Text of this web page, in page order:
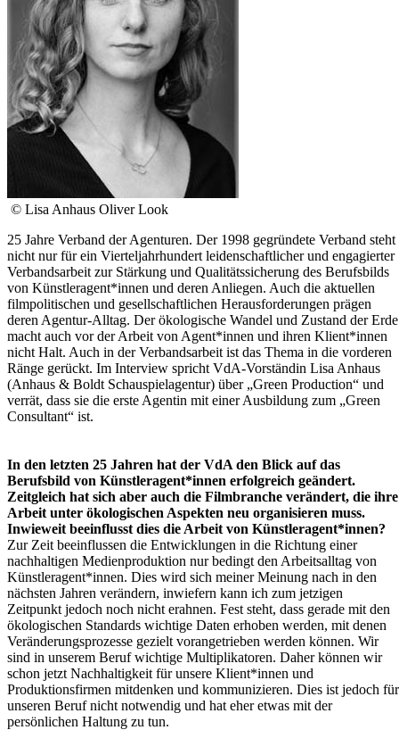
© Lisa Anhaus Oliver Look
25 Jahre Verband der Agenturen. Der 1998 gegründete Verband steht
nicht nur für ein Vierteljahrhundert leidenschaftlicher und engagierter
Verbandsarbeit zur Stärkung und Qualitätssicherung des Berufsbilds
von Künstleragent*innen und deren Anliegen. Auch die aktuellen
filmpolitischen und gesellschaftlichen Herausforderungen prägen
deren Agentur-Alltag. Der ökologische Wandel und Zustand der Erde
macht auch vor der Arbeit von Agent*innen und ihren Klient*innen
nicht Halt. Auch in der Verbandsarbeit ist das Thema in die vorderen
Ränge gerückt. Im Interview spricht VdA-Vorständin Lisa Anhaus
(Anhaus & Boldt Schauspielagentur) über „Green Production“ und
verrät, dass sie die erste Agentin mit einer Ausbildung zum „Green
Consultant“ ist.
In den letzten 25 Jahren hat der VdA den Blick auf das
Berufsbild von Künstleragent*innen erfolgreich geändert.
Zeitgleich hat sich aber auch die Filmbranche verändert, die ihre
Arbeit unter ökologischen Aspekten neu organisieren muss.
Inwieweit beeinflusst dies die Arbeit von Künstleragent*innen?
Zur Zeit beeinflussen die Entwicklungen in die Richtung einer
nachhaltigen Medienproduktion nur bedingt den Arbeitsalltag von
Künstleragent*innen. Dies wird sich meiner Meinung nach in den
nächsten Jahren verändern, inwiefern kann ich zum jetzigen
Zeitpunkt jedoch noch nicht erahnen. Fest steht, dass gerade mit den
ökologischen Standards wichtige Daten erhoben werden, mit denen
Veränderungsprozesse gezielt vorangetrieben werden können. Wir
sind in unserem Beruf wichtige Multiplikatoren. Daher können wir
schon jetzt Nachhaltigkeit für unsere Klient*innen und
Produktionsfirmen mitdenken und kommunizieren. Dies ist jedoch für
unseren Beruf nicht notwendig und hat eher etwas mit der
persönlichen Haltung zu tun.